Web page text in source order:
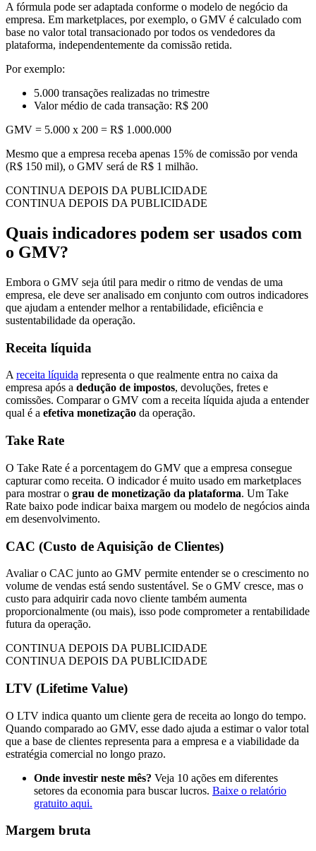
A fórmula pode ser adaptada conforme o modelo de negócio da
empresa. Em marketplaces, por exemplo, o GMV é calculado com
base no valor total transacionado por todos os vendedores da
plataforma, independentemente da comissão retida.
Por exemplo:
5.000 transações realizadas no trimestre
Valor médio de cada transação: R$ 200
GMV = 5.000 x 200 = R$ 1.000.000
Mesmo que a empresa receba apenas 15% de comissão por venda
(R$ 150 mil), o GMV será de R$ 1 milhão.
CONTINUA DEPOIS DA PUBLICIDADE
CONTINUA DEPOIS DA PUBLICIDADE
Quais indicadores podem ser usados com
o GMV?
Embora o GMV seja útil para medir o ritmo de vendas de uma
empresa, ele deve ser analisado em conjunto com outros indicadores
que ajudam a entender melhor a rentabilidade, eficiência e
sustentabilidade da operação.
Receita líquida
Areceita líquida representa o que realmente entra no caixa da
empresa após a dedução de impostos, devoluções, fretes e
comissões. Comparar o GMV com a receita líquida ajuda a entender
qual é a efetiva monetização da operação.
Take Rate
O Take Rate é a porcentagem do GMV que a empresa consegue
capturar como receita. O indicador é muito usado em marketplaces
para mostrar o grau de monetização da plataforma. Um Take
Rate baixo pode indicar baixa margem ou modelo de negócios ainda
em desenvolvimento.
CAC (Custo de Aquisição de Clientes)
Avaliar o CAC junto ao GMV permite entender se o crescimento no
volume de vendas está sendo sustentável. Se o GMV cresce, mas o
custo para adquirir cada novo cliente também aumenta
proporcionalmente (ou mais), isso pode comprometer a rentabilidade
futura da operação.
CONTINUA DEPOIS DA PUBLICIDADE
CONTINUA DEPOIS DA PUBLICIDADE
LTV (Lifetime Value)
O LTV indica quanto um cliente gera de receita ao longo do tempo.
Quando comparado ao GMV, esse dado ajuda a estimar o valor total
que a base de clientes representa para a empresa e a viabilidade da
estratégia comercial no longo prazo.
Onde investir neste mês? Veja 10 ações em diferentes
setores da economia para buscar lucros. Baixe o relatório
gratuito aqui.
Margem bruta